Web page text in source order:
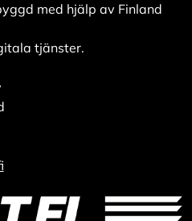
med hjälp av Finland
tjänster.